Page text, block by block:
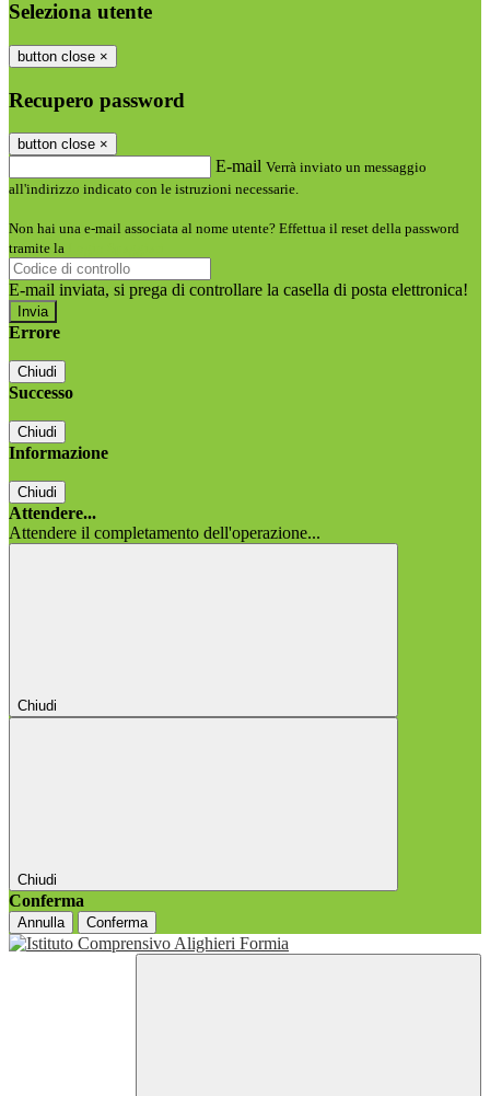
Seleziona utente
button close ×
Recupero password
button close ×
E-mail Verrà inviato un messaggio
all'indirizzo indicato con le istruzioni necessarie.
Non hai una e-mail associata al nome utente? Effettua il reset della password
tramite la
E-mail inviata, si prega di controllare la casella di posta elettronica!
Errore
Chiudi
Successo
Chiudi
Informazione
Chiudi
Attendere...
Attendere il completamento dell'operazione...
Chiudi
Chiudi
Conferma
Annulla Conferma